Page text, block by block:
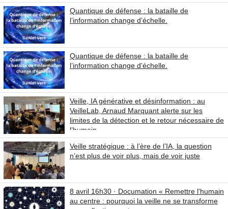
Quantique de défense : la bataille de
l’information change d’échelle.
Quantique de défense : la bataille de
l’information change d’échelle.
Veille, IA générative et désinformation : au
VeilleLab, Arnaud Marquant alerte sur les
limites de la détection et le retour nécessaire de
l’humain
Veille stratégique : à l’ère de l’IA, la question
n’est plus de voir plus, mais de voir juste
8 avril 16h30 · Documation « Remettre l'humain
au centre : pourquoi la veille ne se transforme